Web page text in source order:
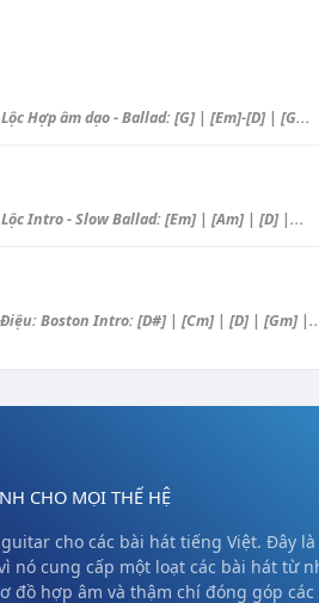
Hợp âm dạo - Ballad: [G] | [Em]-[D] | [G...
Intro - Slow Ballad: [Em] | [Am] | [D] |...
Điệu: Boston Intro: [D#] | [Cm] | [D] | [Gm]
CHO MỌI THẾ HỆ
cho các bài hát tiếng Việt. Đây
nó cung cấp một loạt các bài hát từ
đồ hợp âm và thậm chí đóng góp